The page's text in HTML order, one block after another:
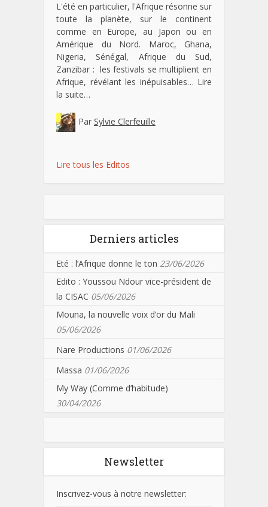
L'été en particulier, l'Afrique résonne sur
toute la planète, sur le continent
comme en Europe, au Japon ou en
Amérique du Nord. Maroc, Ghana,
Nigeria, Sénégal, Afrique du Sud,
Zanzibar : les festivals se multiplient en
Afrique, révélant les inépuisables… Lire
la suite…
Par Sylvie Clerfeuille
Lire tous les Editos
Derniers articles
Eté : l’Afrique donne le ton 23/06/2026
Edito : Youssou Ndour vice-président de
la CISAC 05/06/2026
Mouna, la nouvelle voix d’or du Mali
05/06/2026
Nare Productions 01/06/2026
Massa 01/06/2026
My Way (Comme d’habitude)
30/04/2026
Newsletter
Inscrivez-vous à notre newsletter: